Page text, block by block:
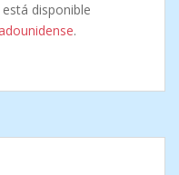
disponible
.